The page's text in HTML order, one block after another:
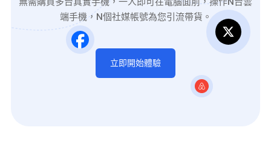
端手機，N個社媒帳號為您引流帶貨。
立即開始體驗